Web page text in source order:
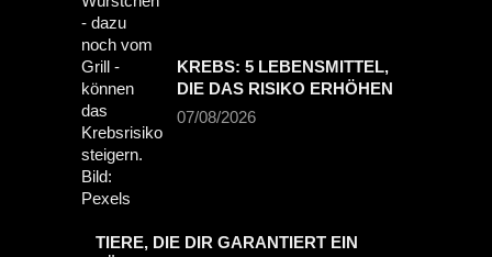
KREBS: 5 LEBENSMITTEL,
DIE DAS RISIKO ERHÖHEN
07/08/2026
TIERE, DIE DIR GARANTIERT EIN